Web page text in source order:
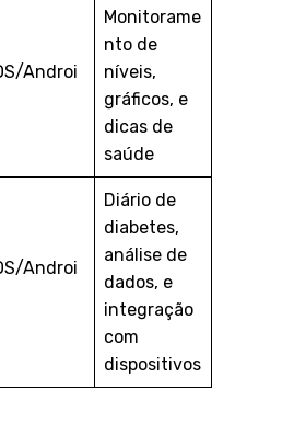
Androi
Monitorame
nto de
níveis,
gráficos, e
dicas de
saúde
Androi
Diário de
diabetes,
análise de
dados, e
integração
com
dispositivos